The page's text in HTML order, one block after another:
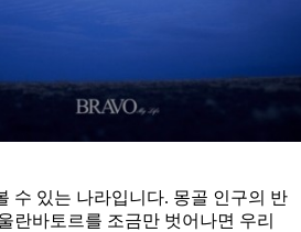
수 있는 나라입니다. 몽골 인구의 반
란바토르를 조금만 벗어나면 우리